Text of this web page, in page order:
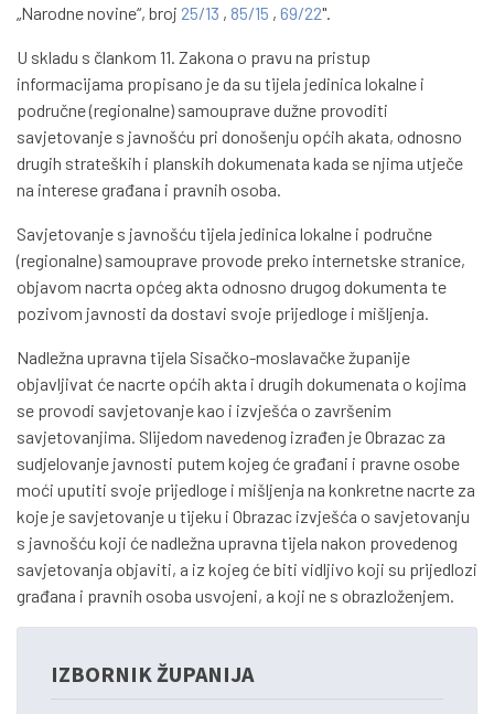
„Narodne novine“, broj 25/13 , 85/15 , 69/22".
U skladu s člankom 11. Zakona o pravu na pristup
informacijama propisano je da su tijela jedinica lokalne i
područne (regionalne) samouprave dužne provoditi
savjetovanje s javnošću pri donošenju općih akata, odnosno
drugih strateških i planskih dokumenata kada se njima utječe
na interese građana i pravnih osoba.
Savjetovanje s javnošću tijela jedinica lokalne i područne
(regionalne) samouprave provode preko internetske stranice,
objavom nacrta općeg akta odnosno drugog dokumenta te
pozivom javnosti da dostavi svoje prijedloge i mišljenja.
Nadležna upravna tijela Sisačko-moslavačke županije
objavljivat će nacrte općih akta i drugih dokumenata o kojima
se provodi savjetovanje kao i izvješća o završenim
savjetovanjima. Slijedom navedenog izrađen je Obrazac za
sudjelovanje javnosti putem kojeg će građani i pravne osobe
moći uputiti svoje prijedloge i mišljenja na konkretne nacrte za
koje je savjetovanje u tijeku i Obrazac izvješća o savjetovanju
s javnošću koji će nadležna upravna tijela nakon provedenog
savjetovanja objaviti, a iz kojeg će biti vidljivo koji su prijedlozi
građana i pravnih osoba usvojeni, a koji ne s obrazloženjem.
IZBORNIK ŽUPANIJA